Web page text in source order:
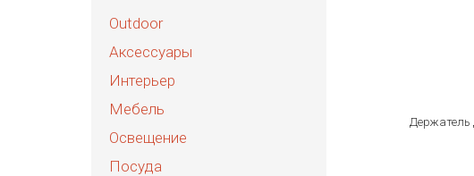
Outdoor
Аксессуары
Интерьер
Мебель
Освещение
Посуда